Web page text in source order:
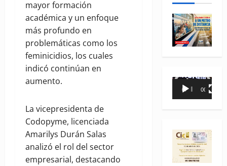
mayor formación
académica y un enfoque
más profundo en
problemáticas como los
feminicidios, los cuales
indicó continúan en
aumento.
La vicepresidenta de
Codopyme, licenciada
Amarilys Durán Salas
analizó el rol del sector
empresarial, destacando
Reproductor
00:00 00:35